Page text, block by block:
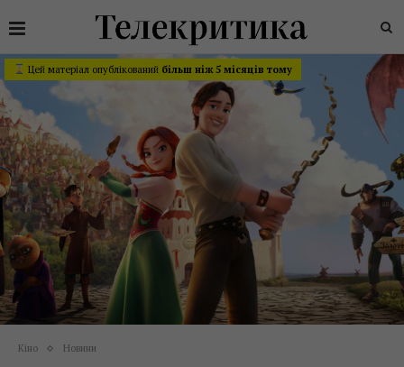
Цей матеріал опублікований більш ніж 5 місяців тому
Кіно Новини